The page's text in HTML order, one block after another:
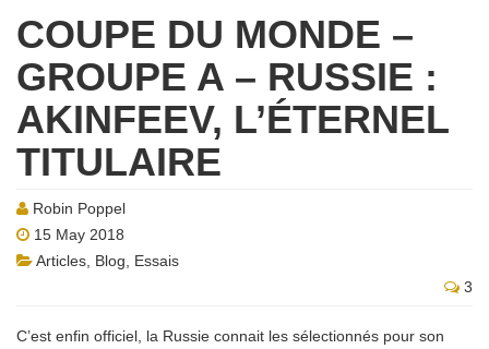
COUPE DU MONDE –
GROUPE A – RUSSIE :
AKINFEEV, L’ÉTERNEL
TITULAIRE
Robin Poppel
15 May 2018
Articles Blog
Essais
3
C’est enfin officiel, la Russie connait les sélectionnés pour son